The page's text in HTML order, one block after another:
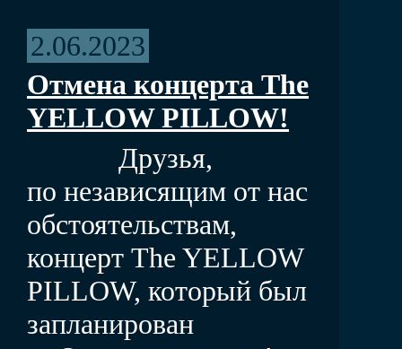
2.06.2023
Отмена концерта The
YELLOW PILLOW!
Друзья,
по независящим от нас
обстоятельствам,
концерт The YELLOW
PILLOW, который был
запланирован